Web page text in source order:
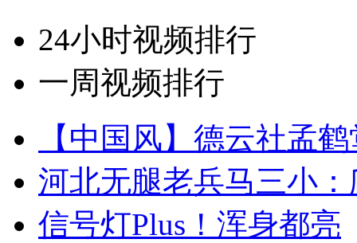
24小时视频排行
一周视频排行
【中国风】德云社孟
河北无腿老兵马三小
信号灯Plus！浑身都亮